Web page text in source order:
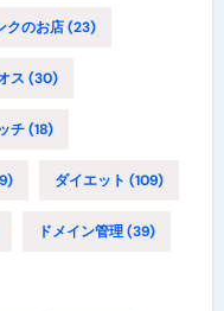
クのお店(23)
ス (30)
チ(18)
ダイエット (109)
ドメイン管理(39)